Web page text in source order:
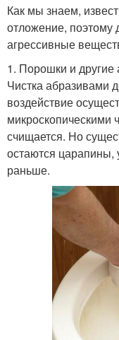
Как мы знаем,
отложение, поэтому
агрессивные
1. Порошки и
Чистка абразивами
воздействие
микроскопическими
счищается. Но
остаются царапины,
раньше.